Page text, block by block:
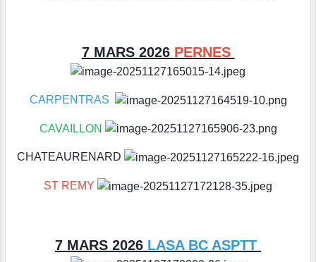
7 MARS 2026 PERNES
CARPENTRAS
CAVAILLON
CHATEAURENARD
ST REMY
7 MARS 2026 LASA BC ASPTT